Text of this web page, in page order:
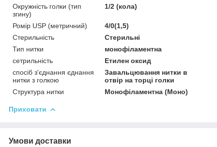
Окружність голки (тип
згину)
1/2 (кола)
Ромір USP (метричний)
4/0(1,5)
Стерильність
Стерильні
Тип нитки
монофіламентна
сетрильність
Етилен оксид
спосіб з'єднання єднання
нитки з голкою
Завальцювання нитки в
отвір на торці голки
Структура нитки
Монофіламентна (Моно)
Приховати
Умови доставки